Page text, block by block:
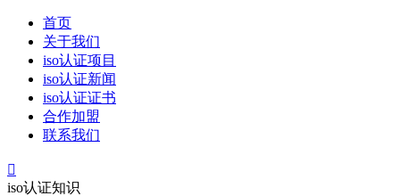
首页
关于我们
iso认证项目
iso认证新闻
iso认证证书
合作加盟
联系我们

iso认证知识